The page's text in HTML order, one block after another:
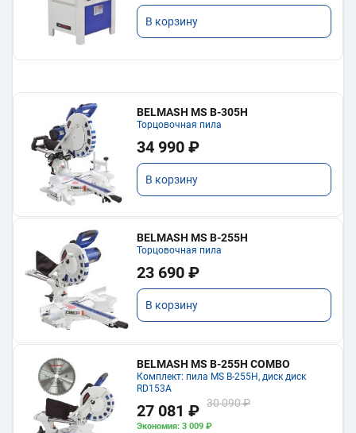
В корзину
BELMASH MS B-305H
Торцовочная пила
34 990 ₽
В корзину
BELMASH MS B-255H
Торцовочная пила
23 690 ₽
В корзину
BELMASH MS B-255H COMBO
Комплект: пила MS B-255H, диск диск
RD153A
27 081 ₽ 30 090 ₽
Экономия: 3 009 ₽